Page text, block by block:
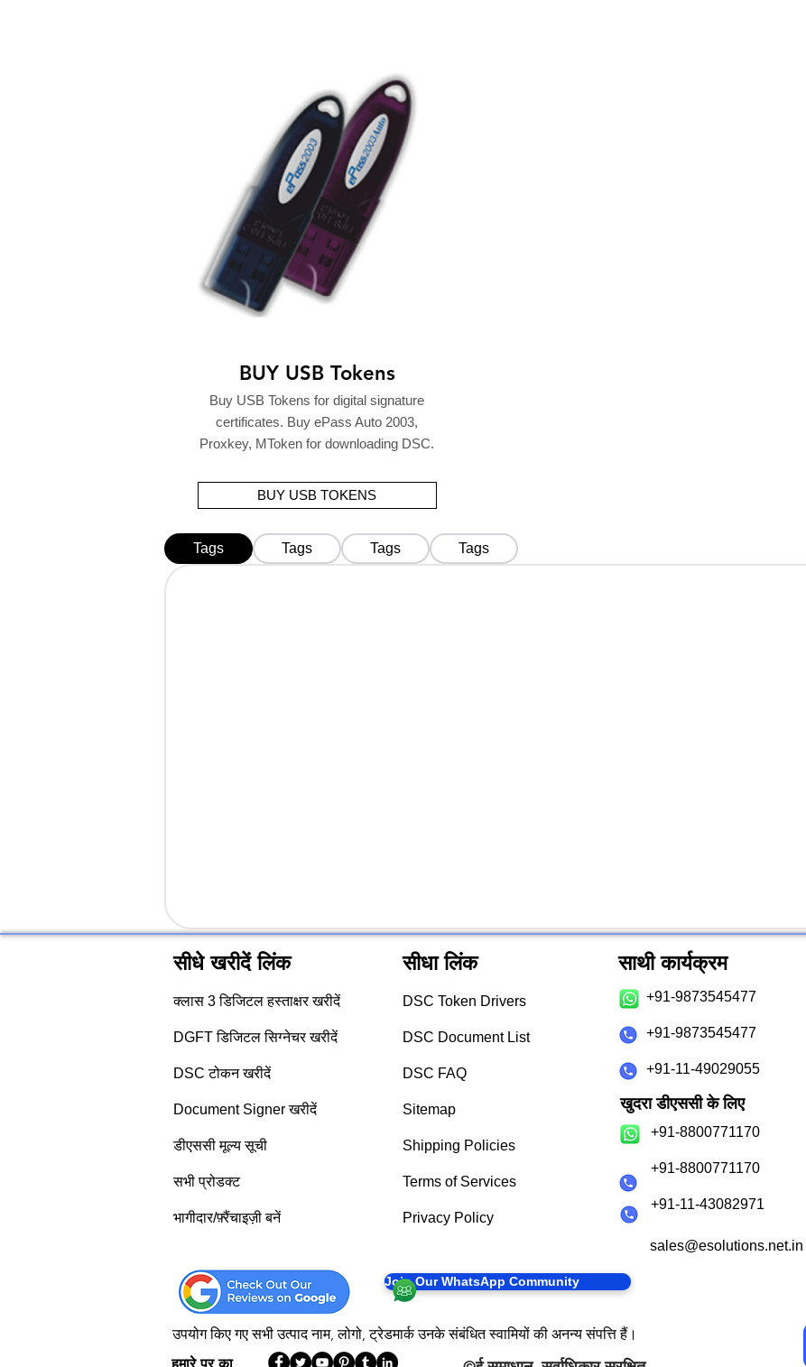
BUY USB Tokens
Buy USB Tokens for digital signature
certificates. Buy ePass Auto 2003,
Proxkey, MToken for downloading DSC.
BUY USB TOKENS
Tags Tags Tags Tags
सीधे खरीदें लिंक
क्लास 3 डिजिटल हस्ताक्षर खरीदें
DGFT डिजिटल सिग्नेचर खरीदें
DSC टोकन खरीदें
Document Signer खरीदें
डीएससी मूल्य सूची
सभी प्रोडक्ट
भागीदार/फ़्रैंचाइज़ी बनें
सीधा लिंक
DSC Token Drivers
DSC Document List
DSC FAQ
Sitemap
Shipping Policies
Terms of Services
Privacy Policy
साथी कार्यक्रम
+91-9873545477
+91-9873545477
+91-11-49029055
खुदरा डीएससी के लिए
+91-8800771170
+91-8800771170
+91-11-43082971
sales@esolutions.net.in
Join Our WhatsApp Community
उपयोग किए गए सभी उत्पाद नाम, लोगो, ट्रेडमार्क उनके संबंधित स्वामियों की अनन्य संपत्ति हैं।